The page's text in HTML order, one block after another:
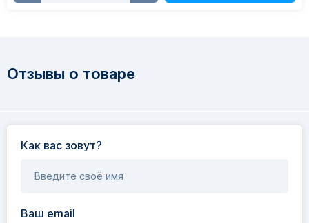
Отзывы о товаре
Как вас зовут?
Введите своё имя
Ваш email